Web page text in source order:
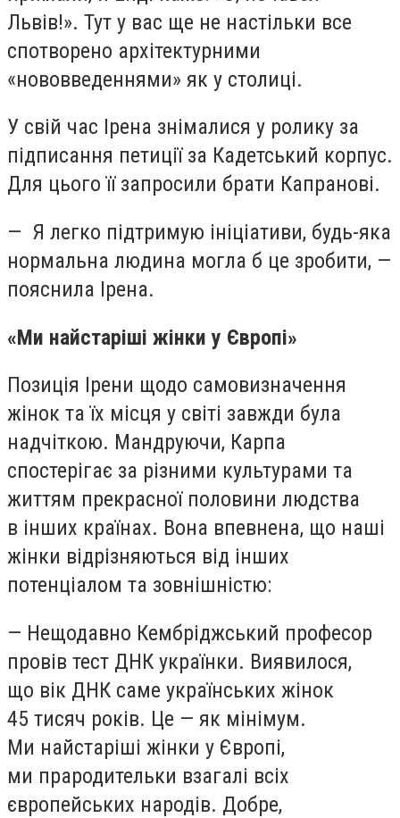
Львів!». Тут у вас ще не настільки все
спотворено архітектурними
«нововведеннями» як у столиці.
У свій час Ірена знімалися у ролику за
підписання петиції за Кадетський корпус.
Для цього її запросили брати Капранові.
— Я легко підтримую ініціативи, будь-яка
нормальна людина могла б це зробити, —
пояснила Ірена.
«Ми найстаріші жінки у Європі»
Позиція Ірени щодо самовизначення
жінок та їх місця у світі завжди була
надчіткою. Мандруючи, Карпа
спостерігає за різними культурами та
життям прекрасної половини людства
в інших країнах. Вона впевнена, що наші
жінки відрізняються від інших
потенціалом та зовнішністю:
— Нещодавно Кембріджський професор
провів тест ДНК українки. Виявилося,
що вік ДНК саме українських жінок
45 тисяч років. Це — як мінімум.
Ми найстаріші жінки у Європі,
ми прародительки взагалі всіх
європейських народів. Добре,